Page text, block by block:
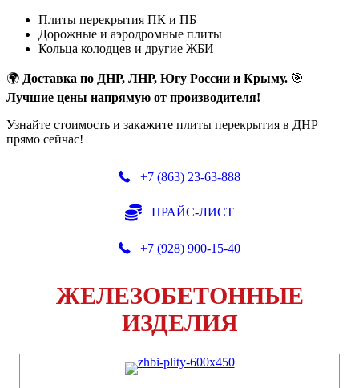
Плиты перекрытия ПК и ПБ
Дорожные и аэродромные плиты
Кольца колодцев и другие ЖБИ
🌍 Доставка по ДНР, ЛНР, Югу России и Крыму. 🎯
Лучшие цены напрямую от производителя!
Узнайте стоимость и закажите плиты перекрытия в ДНР
прямо сейчас!
+7 (863) 23-63-888
ПРАЙС-ЛИСТ
+7 (928) 900-15-40
ЖЕЛЕЗОБЕТОННЫЕ
ИЗДЕЛИЯ